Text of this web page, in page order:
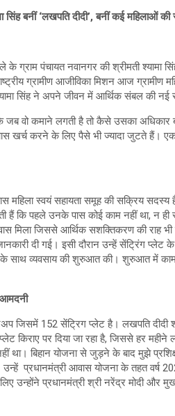
सिंह बनीं ‘लखपति दीदी’, बनीं कई महिलाओं
ग्राम पंचायत नवानगर की श्रीमती
ग्रामीण आजीविका मिशन आज ग्रामीण
सिंह ने अपने जीवन में आर्थिक संबल की नई
वो कमाने लगती है तो कैसे उसका अधिकार
खर्च करने के लिए पैसे भी ज्यादा जुटते हैं।
स्वयं सहायता समूह की सक्रिय सदस्य
हैं कि पहले उनके पास कोई काम नहीं था, न ही
मिला जिससे आर्थिक सशक्तिकरण की राह
जानकारी दी गई। इसी दौरान उन्हें सेंट्रिंग
साथ व्यवसाय की शुरुआत की। शुरुआत में
आमदनी
152 सेंट्रिग प्लेट है। लखपति दीदी
किराए पर दिया जा रहा है, जिससे हर
था। बिहान योजना से जुड़ने के बाद मुझे
प्रधानमंत्री आवास योजना के तहत वर्ष
उन्होंने प्रधानमंत्री श्री नरेंद्र मोदी और